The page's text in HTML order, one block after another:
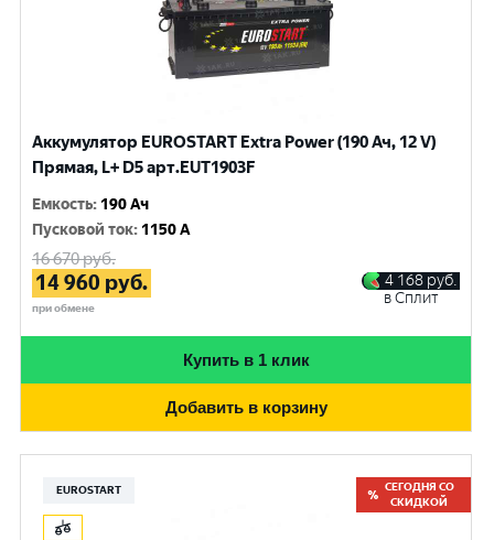
Аккумулятор EUROSTART Extra Power (190 Ач, 12 V)
Прямая, L+ D5 арт.EUT1903F
Емкость: 190 Ач
Пусковой ток: 1150 A
16 670руб.
14 960 руб.
при обмене
4 168 руб.
в Сплит
Купить в 1 клик
Добавить в корзину
EUROSTART
СЕГОДНЯ СО
СКИДКОЙ